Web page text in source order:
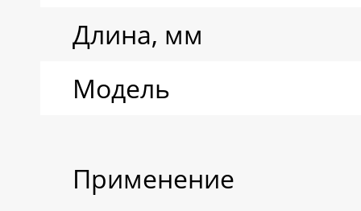
Длина, мм
Модель
Применение